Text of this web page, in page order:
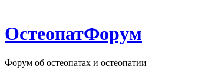
ОстеопатФорум
Форум об остеопатах и остеопатии